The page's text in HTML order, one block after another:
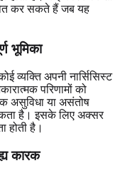
कर सकते हैं जब यह
भूमिका
व्यक्ति अपनी नार्सिसिस्ट
परिणामों को
असुविधा या असंतोष
है। इसके लिए अक्सर
होती है।
कारक